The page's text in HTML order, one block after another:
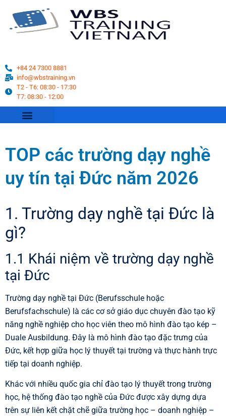
+84 24 7300 8881
info@wbstraining.vn
T2 - T6: 08:30 - 17:30
T7: 08:30 - 12:00
TOP các trường dạy nghề
uy tín tại Đức năm 2026
1. Trường dạy nghề tại Đức là
gì?
1.1 Khái niệm về trường dạy nghề
tại Đức
Trường dạy nghề tại Đức (Berufsschule hoặc
Berufsfachschule) là các cơ sở giáo dục chuyên đào tạo kỹ
năng nghề nghiệp cho học viên theo mô hình đào tạo kép –
Duale Ausbildung. Đây là mô hình đào tạo đặc trưng của
Đức, kết hợp giữa học lý thuyết tại trường và thực hành trực
tiếp tại doanh nghiệp.
Khác với nhiều quốc gia chỉ đào tạo lý thuyết trong trường
học, hệ thống đào tạo nghề của Đức được xây dựng dựa
trên sự liên kết chặt chẽ giữa trường học – doanh nghiệp –